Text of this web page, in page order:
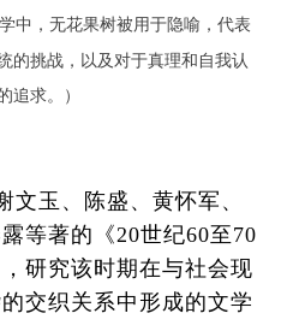
中，无花果树被用于隐喻，代表
的挑战，以及对于真理和自我认
追求。）
文玉、陈盛、黄怀军、
等著的《20世纪60至70
研究该时期在与社会现
交织关系中形成的文学